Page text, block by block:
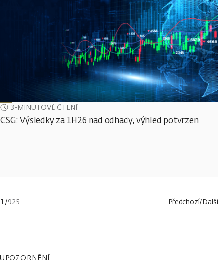
3-MINUTOVÉ ČTENÍ
CSG: Výsledky za 1H26 nad odhady, výhled potvrzen
1/925 Předchozí/Další
UPOZORNĚNÍ